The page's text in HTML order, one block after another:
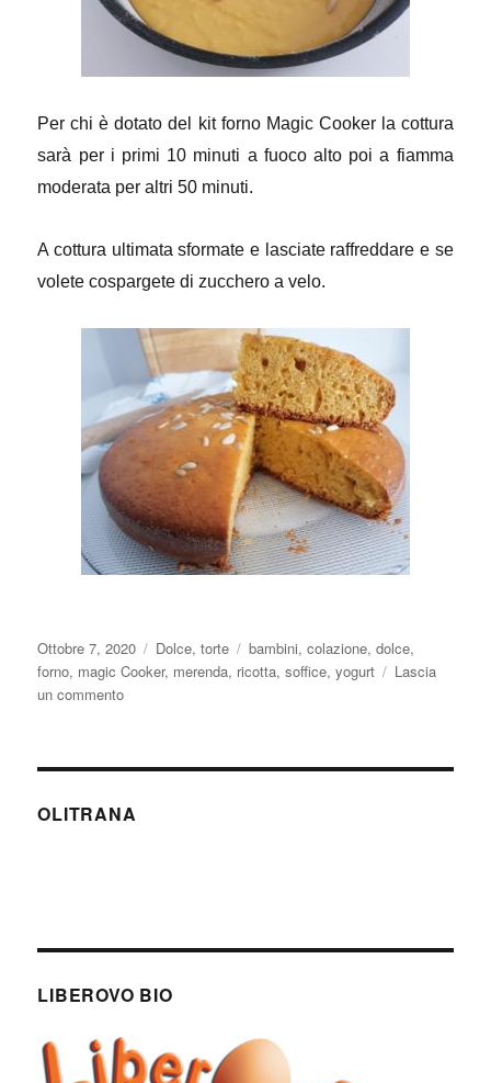
Per chi è dotato del kit forno Magic Cooker la cottura
sarà per i primi 10 minuti a fuoco alto poi a fiamma
moderata per altri 50 minuti.
A cottura ultimata sformate e lasciate raffreddare e se
volete cospargete di zucchero a velo.
Pubblicato
il
Ottobre 7, 2020 Categorie
Dolce,torte Tag
bambini,colazione,dolce,
forno, magic Cooker, merenda, ricotta,soffice,yogurt
Lascia
un commentosu
ricotta
OLITRANA
LIBEROVO BIO